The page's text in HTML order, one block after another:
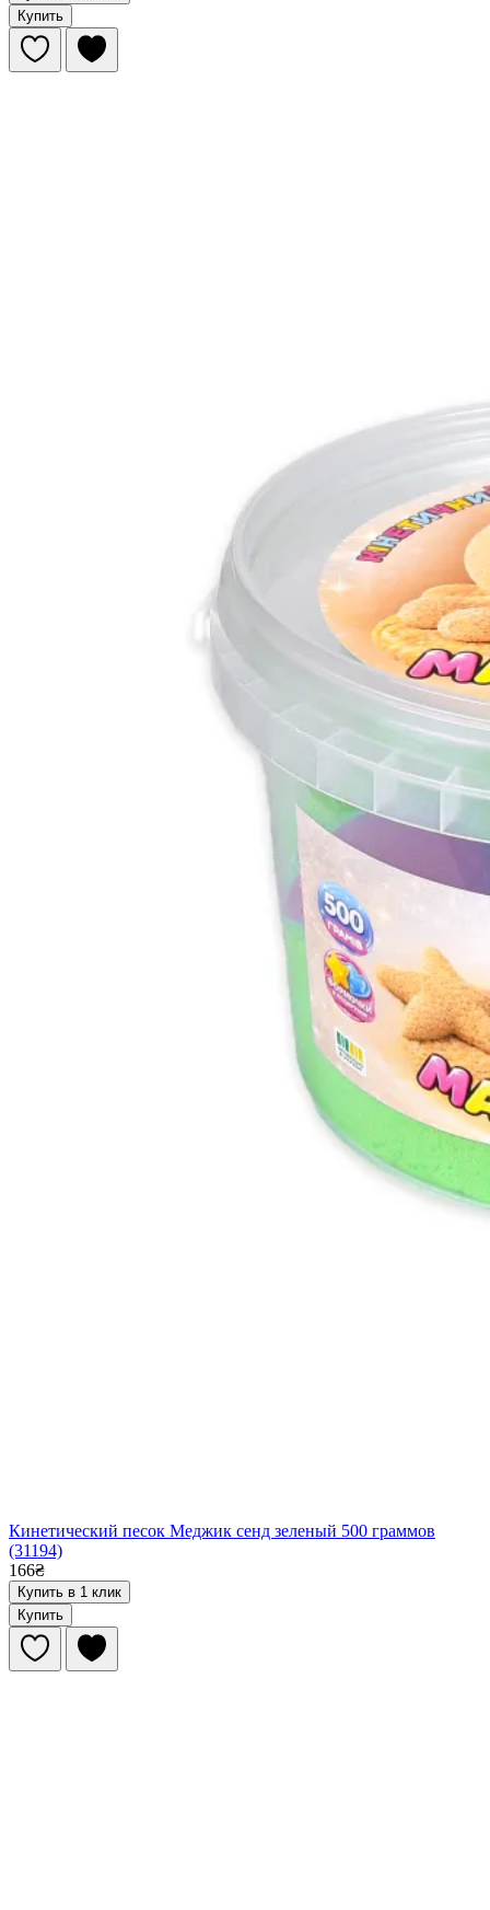
Купить
Кинетический песок Меджик сенд зеленый 500 граммов
(31194)
166₴
Купить в 1 клик
Купить